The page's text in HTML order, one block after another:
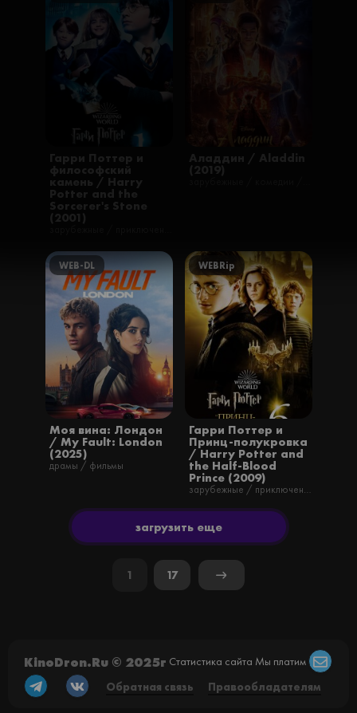
Гарри Поттер и
философский
камень / Harry
Potter and the
Sorcerer's Stone
(2001)
Аладдин / Aladdin
(2019)
Моя вина: Лондон
/ My Fault: London
(2025)
WEB-DL
драмы / фильмы
Гарри Поттер и
Принц-полукровка
/ Harry Potter and
the Half-Blood
Prince (2009)
WEBRip
зарубежные / приключения / семейные / фильмы / фэнтези / русские / детективы
загрузить еще
1 17
KinoDron.Ru © 2025г Статистика сайта Мы платим
Обратная связь Правообладателям